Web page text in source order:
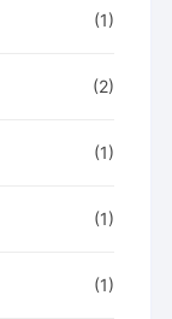
(1)
(2)
(1)
(1)
(1)